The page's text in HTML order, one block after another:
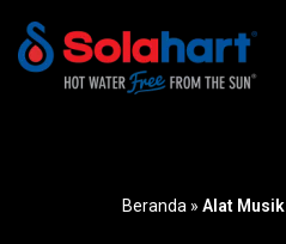
Lompat
Beranda » Alat Musik